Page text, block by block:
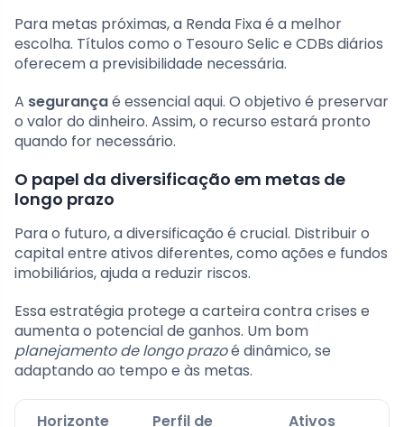
Para metas próximas, a Renda Fixa é a melhor
escolha. Títulos como o Tesouro Selic e CDBs diários
oferecem a previsibilidade necessária.
A segurançaé essencial aqui. O objetivo é preservar
o valor do dinheiro. Assim, o recurso estará pronto
quando for necessário.
O papel da diversificação em metas de
longo prazo
Para o futuro, a diversificação é crucial. Distribuir o
capital entre ativos diferentes, como ações e fundos
imobiliários, ajuda a reduzir riscos.
Essa estratégia protege a carteira contra crises e
aumenta o potencial de ganhos. Um bom
planejamento de longo prazoé dinâmico, se
adaptando ao tempo e às metas.
Horizonte Perfil de Ativos